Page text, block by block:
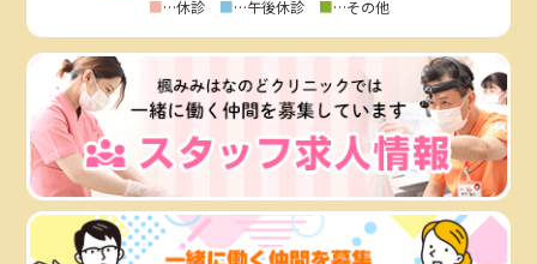
■…休診 ■…午後休診 ■…その他